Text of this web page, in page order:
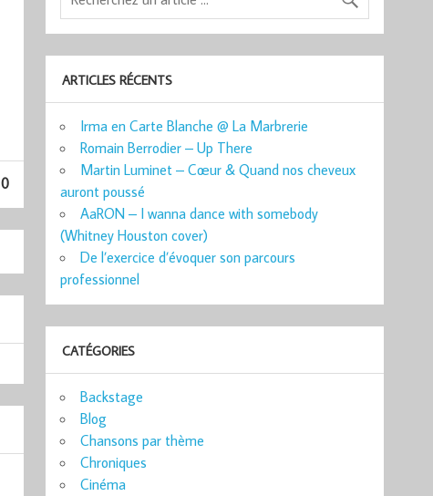
0
ARTICLES RÉCENTS
Irma en Carte Blanche @ La Marbrerie
Romain Berrodier – Up There
Martin Luminet – Cœur & Quand nos cheveux
auront poussé
AaRON – I wanna dance with somebody
(Whitney Houston cover)
De l’exercice d’évoquer son parcours
professionnel
CATÉGORIES
Backstage
Blog
Chansons par thème
Chroniques
Cinéma